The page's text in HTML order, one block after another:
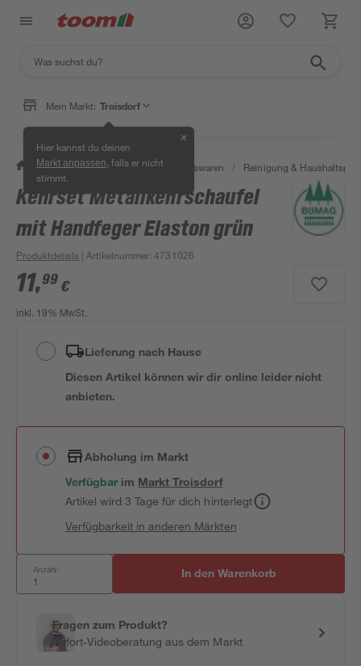
Mein Markt: Troisdorf
Hier kannst du deinen
Markt anpassen , falls er nicht
stimmt.
✕
/ Wohnen & Haushalt / Haushaltswaren / Reinigung &
Kehrset Metallkehrschaufel
mit Handfeger Elaston grün
Produktdetails | Artikelnummer:4731026
11,99 €
inkl. 19% MwSt.
Lieferung nach Hause
Diesen Artikel können wir dir online leider nicht
anbieten.
Abholung im Markt
Verfügbar im MarktTroisdorf
Artikel wird 3 Tage für dich hinterlegt
Verfügbarkeit in anderen Märkten
Anzahl: In den Warenkorb
Fragen zum Produkt?
Sofort-Videoberatung aus dem Markt